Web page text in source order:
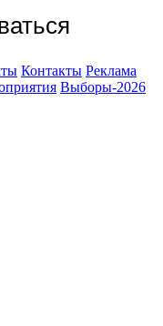
Контакты Реклама
Выборы-2026